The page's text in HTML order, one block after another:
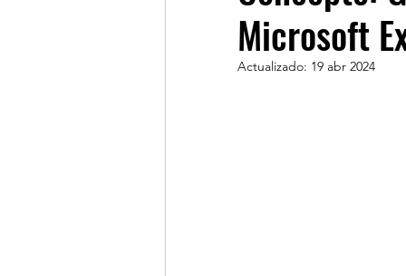
Marketing digital
Microsoft
Actualizado: 19 abr 2024